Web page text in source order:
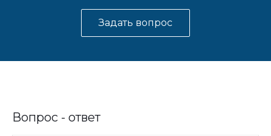
Задать вопрос
Вопрос - ответ